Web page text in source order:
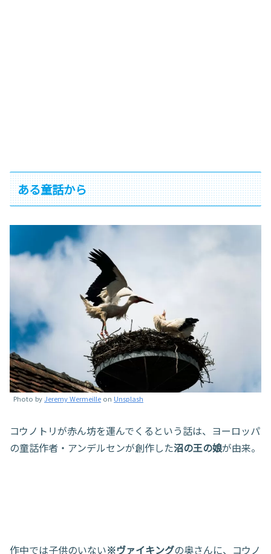
ある童話から
Photo byJeremy Wermeille on Unsplash
コウノトリが赤ん坊を運んでくるという話は、ヨーロッパ
の童話作者・アンデルセンが創作した沼の王の娘が由来。
作中では子供のいない※ヴァイキングの奥さんに、コウノ